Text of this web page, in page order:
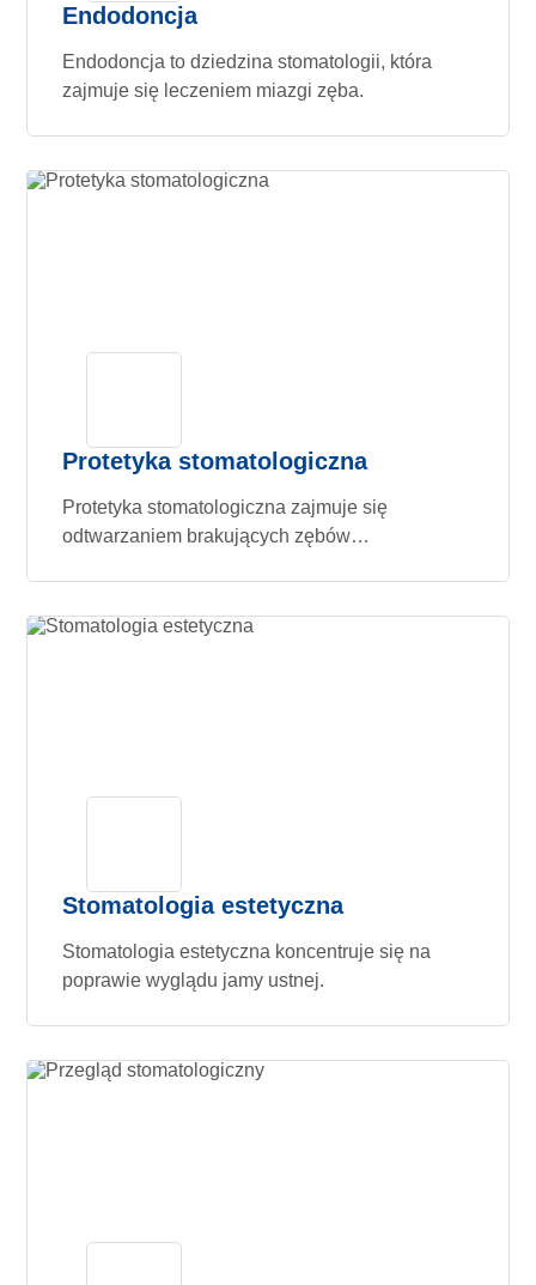
Endodoncja
Endodoncja to dziedzina stomatologii, która
zajmuje się leczeniem miazgi zęba.
Protetyka stomatologiczna
Protetyka stomatologiczna zajmuje się
odtwarzaniem brakujących zębów…
Stomatologia estetyczna
Stomatologia estetyczna koncentruje się na
poprawie wyglądu jamy ustnej.